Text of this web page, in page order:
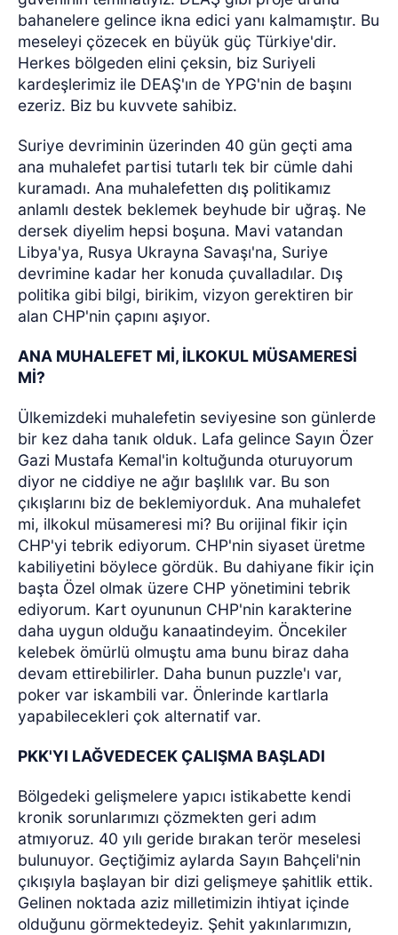
bahanelere gelince ikna edici yanı kalmamıştır. Bu
meseleyi çözecek en büyük güç Türkiye'dir.
Herkes bölgeden elini çeksin, biz Suriyeli
kardeşlerimiz ile DEAŞ'ın de YPG'nin de başını
ezeriz. Biz bu kuvvete sahibiz.
Suriye devriminin üzerinden 40 gün geçti ama
ana muhalefet partisi tutarlı tek bir cümle dahi
kuramadı. Ana muhalefetten dış politikamız
anlamlı destek beklemek beyhude bir uğraş. Ne
dersek diyelim hepsi boşuna. Mavi vatandan
Libya'ya, Rusya Ukrayna Savaşı'na, Suriye
devrimine kadar her konuda çuvalladılar. Dış
politika gibi bilgi, birikim, vizyon gerektiren bir
alan CHP'nin çapını aşıyor.
ANA MUHALEFET Mİ, İLKOKUL MÜSAMERESİ
Mİ?
Ülkemizdeki muhalefetin seviyesine son günlerde
bir kez daha tanık olduk. Lafa gelince Sayın Özer
Gazi Mustafa Kemal'in koltuğunda oturuyorum
diyor ne ciddiye ne ağır başlılık var. Bu son
çıkışlarını biz de beklemiyorduk. Ana muhalefet
mi, ilkokul müsameresi mi? Bu orijinal fikir için
CHP'yi tebrik ediyorum. CHP'nin siyaset üretme
kabiliyetini böylece gördük. Bu dahiyane fikir için
başta Özel olmak üzere CHP yönetimini tebrik
ediyorum. Kart oyununun CHP'nin karakterine
daha uygun olduğu kanaatindeyim. Öncekiler
kelebek ömürlü olmuştu ama bunu biraz daha
devam ettirebilirler. Daha bunun puzzle'ı var,
poker var iskambili var. Önlerinde kartlarla
yapabilecekleri çok alternatif var.
PKK'YI LAĞVEDECEK ÇALIŞMA BAŞLADI
Bölgedeki gelişmelere yapıcı istikabette kendi
kronik sorunlarımızı çözmekten geri adım
atmıyoruz. 40 yılı geride bırakan terör meselesi
bulunuyor. Geçtiğimiz aylarda Sayın Bahçeli'nin
çıkışıyla başlayan bir dizi gelişmeye şahitlik ettik.
Gelinen noktada aziz milletimizin ihtiyat içinde
olduğunu görmektedeyiz. Şehit yakınlarımızın,